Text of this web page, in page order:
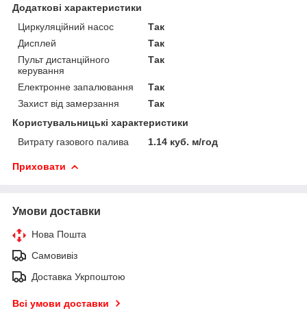
Додаткові характеристики
Циркуляційний насос
Так
Дисплей
Так
Пульт дистанційного
керування
Так
Електронне запалювання
Так
Захист від замерзання
Так
Користувальницькі характеристики
Витрату газового палива
1.14 куб. м/год
Приховати
Умови доставки
Нова Пошта
Самовивіз
Доставка Укрпоштою
Всі умови доставки